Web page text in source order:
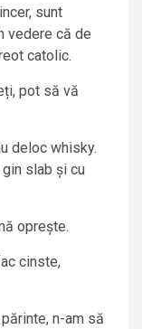
sunt
vedere că de
catolic.
pot să vă
deloc whisky.
gin slab și cu
oprește.
cinste,
n-am să